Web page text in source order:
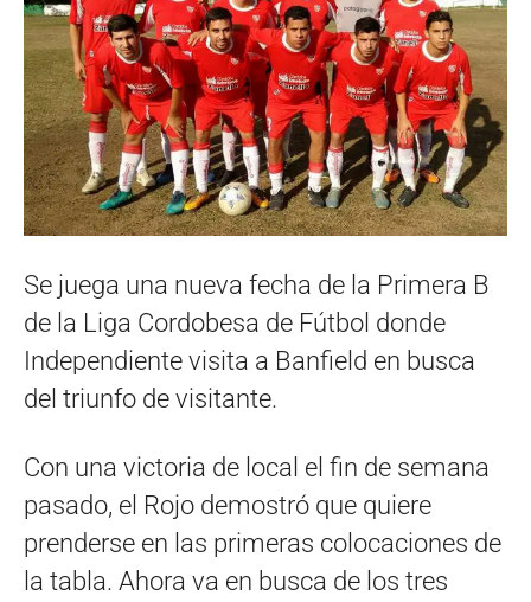
Se juega una nueva fecha de la Primera B
de la Liga Cordobesa de Fútbol donde
Independiente visita a Banfield en busca
del triunfo de visitante.
Con una victoria de local el fin de semana
pasado, el Rojo demostró que quiere
prenderse en las primeras colocaciones de
la tabla. Ahora va en busca de los tres